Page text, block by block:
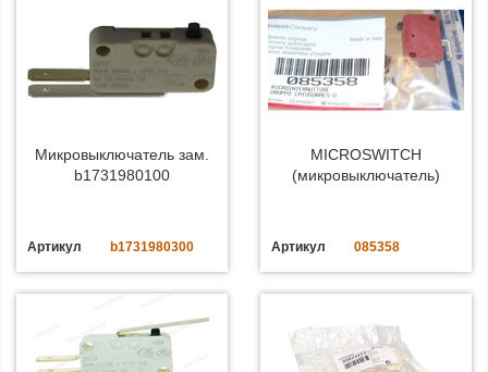
Микровыключатель зам.
b1731980100
Артикул b1731980300
MICROSWITCH
(микровыключатель)
Артикул 085358